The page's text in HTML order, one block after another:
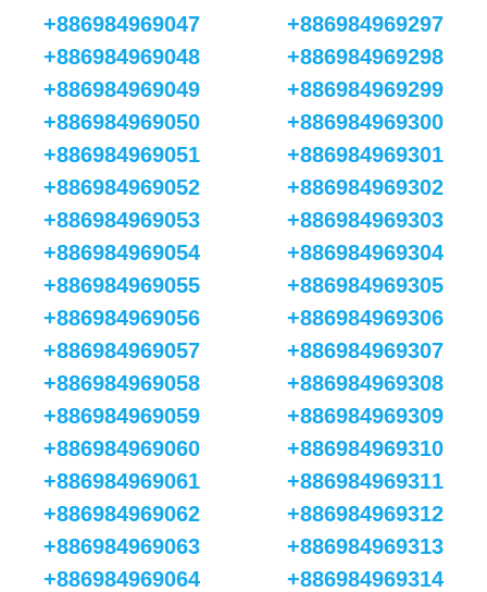
+886984969047
+886984969048
+886984969049
+886984969050
+886984969051
+886984969052
+886984969053
+886984969054
+886984969055
+886984969056
+886984969057
+886984969058
+886984969059
+886984969060
+886984969061
+886984969062
+886984969063
+886984969064
+886984969297
+886984969298
+886984969299
+886984969300
+886984969301
+886984969302
+886984969303
+886984969304
+886984969305
+886984969306
+886984969307
+886984969308
+886984969309
+886984969310
+886984969311
+886984969312
+886984969313
+886984969314